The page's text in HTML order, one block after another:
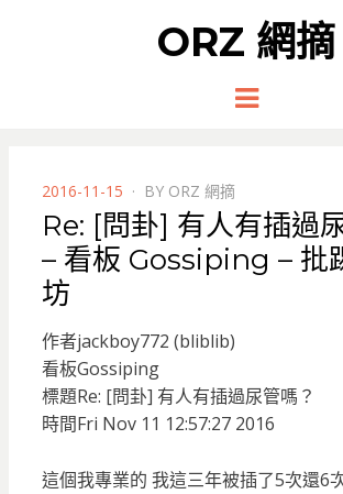
ORZ 網摘
Menu
POSTED
ON
2016-11-15 BY ORZ 網摘
Re: [問卦] 有人有插過
– 看板 Gossiping – 批
坊
作者jackboy772 (bliblib)
看板Gossiping
標題Re: [問卦] 有人有插過尿管嗎？
時間Fri Nov 11 12:57:27 2016
這個我專業的 我這三年被插了5次還6